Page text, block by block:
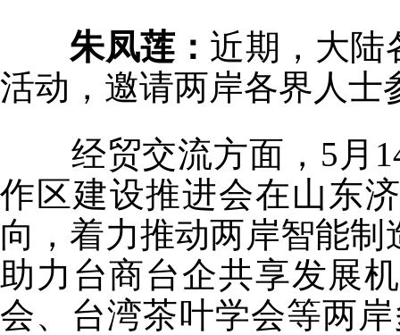
朱凤莲： 近期，大陆
活动，邀请两岸各界人士
经贸交流方面，5月14
作区建设推进会在山东
向，着力推动两岸智能
助力台商台企共享发展
会、台湾茶叶学会等两